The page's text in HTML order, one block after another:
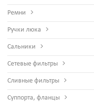
Ремни
Ручки люка
Сальники
Сетевые фильтры
Сливные фильтры
Суппорта, фланцы